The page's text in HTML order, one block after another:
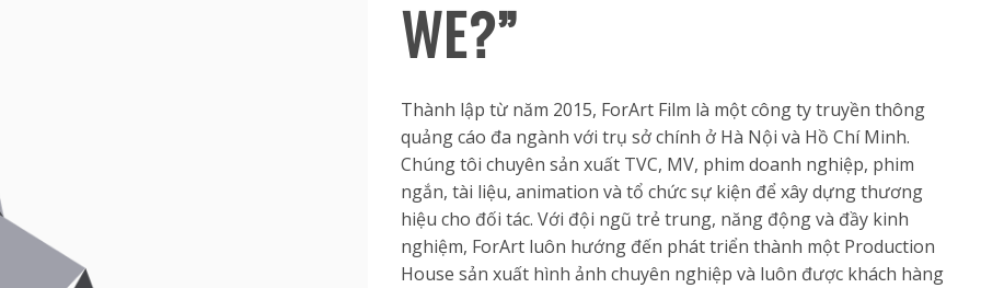
WE?”
Thành lập từ năm 2015, ForArt Film là một công ty truyền thông
quảng cáo đa ngành với trụ sở chính ở Hà Nội và Hồ Chí Minh.
Chúng tôi chuyên sản xuất TVC, MV, phim doanh nghiệp, phim
ngắn, tài liệu, animation và tổ chức sự kiện để xây dựng thương
hiệu cho đối tác. Với đội ngũ trẻ trung, năng động và đầy kinh
nghiệm, ForArt luôn hướng đến phát triển thành một Production
House sản xuất hình ảnh chuyên nghiệp và luôn được khách hàng